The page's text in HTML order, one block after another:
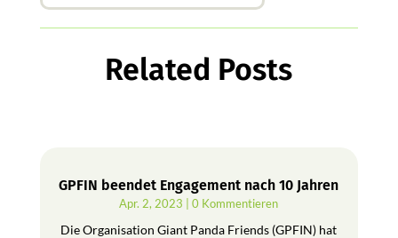
Related Posts
GPFIN beendet Engagement nach 10 Jahren
Apr. 2, 2023 | 0 Kommentieren
Die Organisation Giant Panda Friends (GPFIN) hat